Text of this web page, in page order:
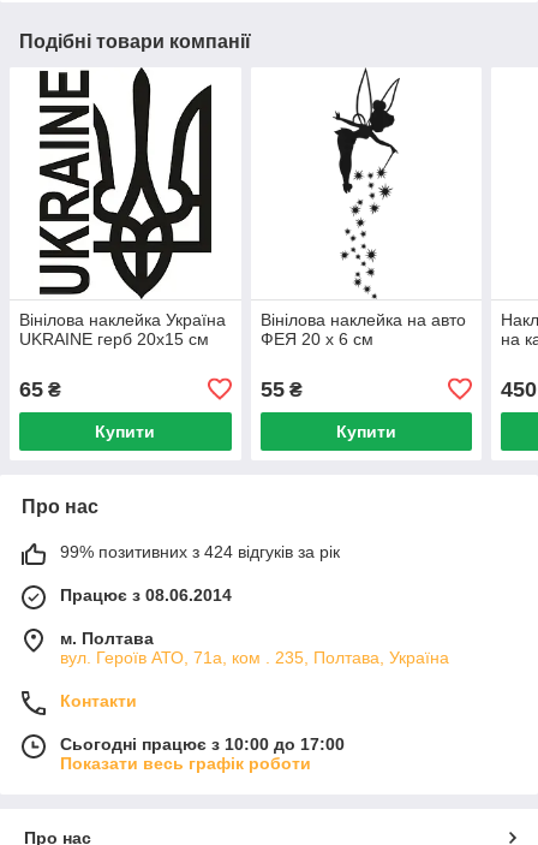
Подібні товари компанії
Вінілова наклейка Україна
UKRAINE герб 20х15 см
65 ₴
Купити
Вінілова наклейка на авто
ФЕЯ 20 х 6 см
55₴
Купити
на
450
Про нас
99% позитивних з 424 відгуків за рік
Працює з 08.06.2014
м. Полтава
вул. Героїв АТО, 71а, ком . 235, Полтава, Україна
Контакти
Сьогодні працює з 10:00 до 17:00
Показати весь графік роботи
Про нас